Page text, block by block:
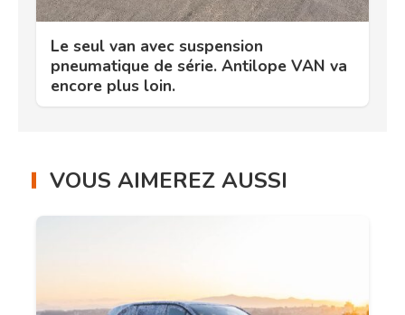
Le seul van avec suspension
pneumatique de série. Antilope VAN va
encore plus loin.
VOUS AIMEREZ AUSSI